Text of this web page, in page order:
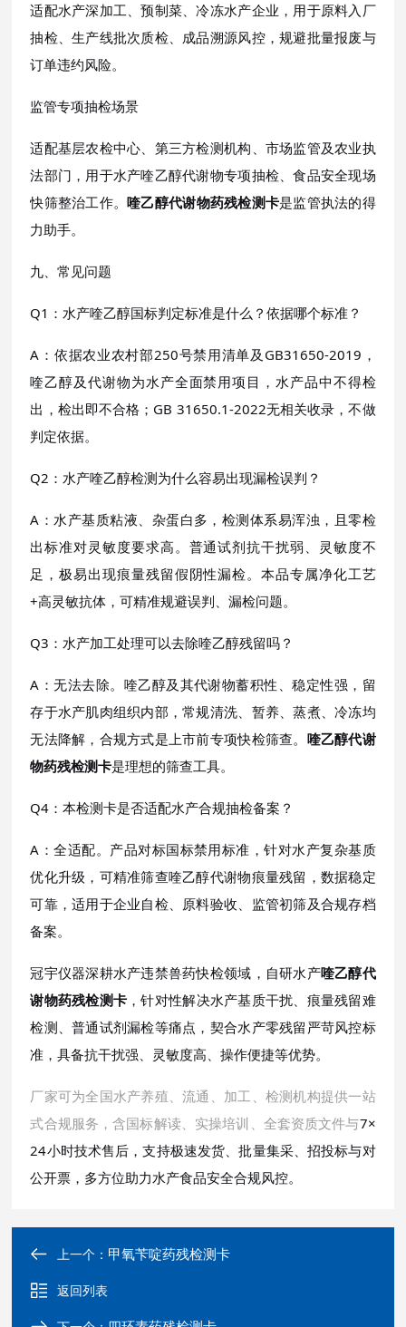
适配水产深加工、预制菜、冷冻水产企业，用于原料入厂
抽检、生产线批次质检、成品溯源风控，规避批量报废与
订单违约风险。
监管专项抽检场景
适配基层农检中心、第三方检测机构、市场监管及农业执
法部门，用于水产喹乙醇代谢物专项抽检、食品安全现场
快筛整治工作。喹乙醇代谢物药残检测卡是监管执法的得
力助手。
九、常见问题
Q1：水产喹乙醇国标判定标准是什么？依据哪个标准？
A：依据农业农村部250号禁用清单及GB31650-2019，
喹乙醇及代谢物为水产全面禁用项目，水产品中不得检
出，检出即不合格；GB 31650.1-2022无相关收录，不做
判定依据。
Q2：水产喹乙醇检测为什么容易出现漏检误判？
A：水产基质粘液、杂蛋白多，检测体系易浑浊，且零检
出标准对灵敏度要求高。普通试剂抗干扰弱、灵敏度不
足，极易出现痕量残留假阴性漏检。本品专属净化工艺
+高灵敏抗体，可精准规避误判、漏检问题。
Q3：水产加工处理可以去除喹乙醇残留吗？
A：无法去除。喹乙醇及其代谢物蓄积性、稳定性强，留
存于水产肌肉组织内部，常规清洗、暂养、蒸煮、冷冻均
无法降解，合规方式是上市前专项快检筛查。 喹乙醇代谢
物药残检测卡是理想的筛查工具。
Q4：本检测卡是否适配水产合规抽检备案？
A：全适配。产品对标国标禁用标准，针对水产复杂基质
优化升级，可精准筛查喹乙醇代谢物痕量残留，数据稳定
可靠，适用于企业自检、原料验收、监管初筛及合规存档
备案。
冠宇仪器深耕水产违禁兽药快检领域，自研水产喹乙醇代
谢物药残检测卡 ，针对性解决水产基质干扰、痕量残留难
检测、普通试剂漏检等痛点，契合水产零残留严苛风控标
准，具备抗干扰强、灵敏度高、操作便捷等优势。
厂家可为全国水产养殖、流通、加工、检测机构提供一站
式合规服务，含国标解读、实操培训、全套资质文件与7×
24小时技术售后，支持极速发货、批量集采、招投标与对
公开票，多方位助力水产食品安全合规风控。
上一个： 甲氧苄啶药残检测卡
返回列表